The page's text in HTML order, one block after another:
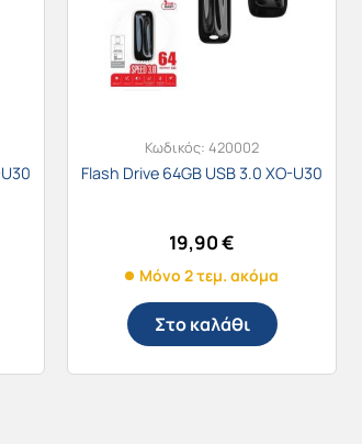
Κωδικός:420002
Flash Drive 64GB USB 3.0 XO-U30
19,90€
Μόνο 2 τεμ. ακόμα
Στο καλάθι